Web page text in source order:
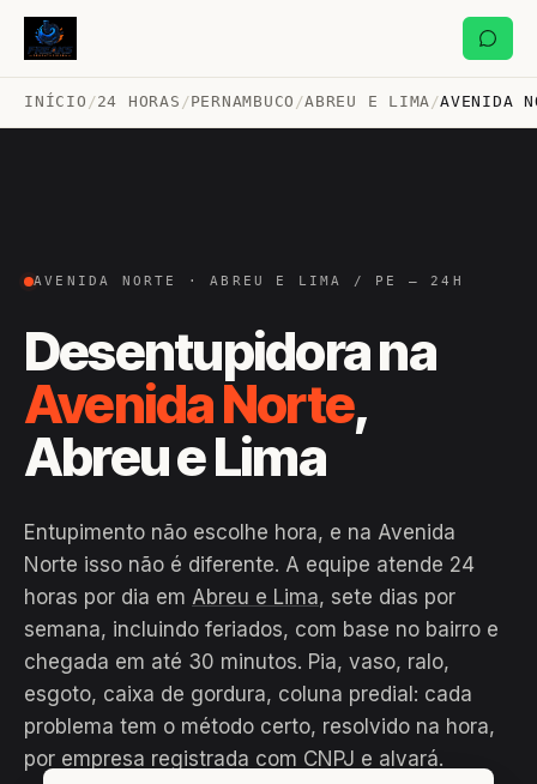
INÍCIO /24 HORAS /PERNAMBUCO /ABREU E LIMA /AVENIDA
AVENIDA NORTE · ABREU E LIMA / PE — 24H
Desentupidora na
Avenida Norte,
Abreu e Lima
Entupimento não escolhe hora, e na Avenida
Norte isso não é diferente. A equipe atende 24
horas por dia em Abreu e Lima, sete dias por
semana, incluindo feriados, com base no bairro e
chegada em até 30 minutos. Pia, vaso, ralo,
esgoto, caixa de gordura, coluna predial: cada
problema tem o método certo, resolvido na hora,
por empresa registrada com CNPJ e alvará.